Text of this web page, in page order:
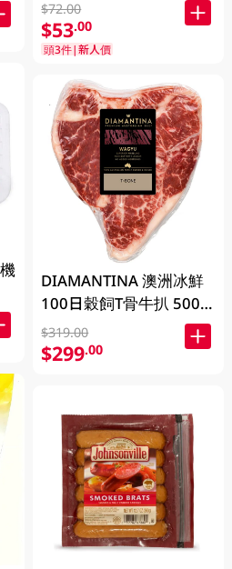
$72.00
$53.00
頭3件|新人價
DIAMANTINA 澳洲冰鮮
100日穀飼T骨牛扒 500
克 (包裝隨機發貨)
$319.00
$299.00